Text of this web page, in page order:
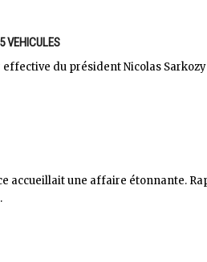
VEHICULES
du président Nicolas Sarkozy
accueillait une affaire étonnante.